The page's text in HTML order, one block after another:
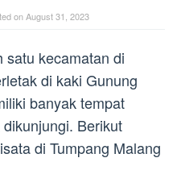
onAugust 31, 2023
satu kecamatan di
di kaki Gunung
banyak tempat
Berikut
di Tumpang Malang